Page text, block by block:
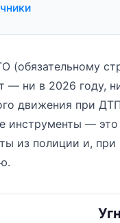
(обязательному
— ни в 2026 году,
движения при
инструменты — это
из полиции и,